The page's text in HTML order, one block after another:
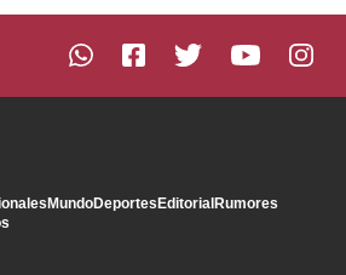
MundoDeportesEditorialRumores